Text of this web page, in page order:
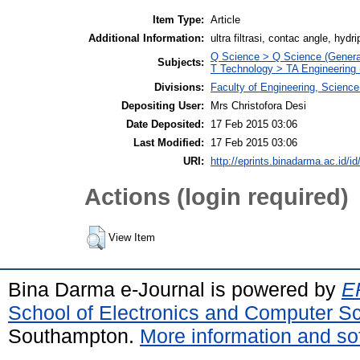
Item Type: Article
Additional Information: ultra filtrasi, contac angle,
Subjects: Q Science > Q Science
T Technology > TA
Divisions:
Faculty of Engineering,
Depositing User:
Mrs Christofora Desi
Date Deposited:
17 Feb 2015 03:06
Last Modified:
17 Feb 2015 03:06
URI:
http://eprints.binadarma.ac.id/
Actions (login required)
View Item
Bina Darma e-Journal is powered by
School of Electronics and Computer
Southampton. More information and